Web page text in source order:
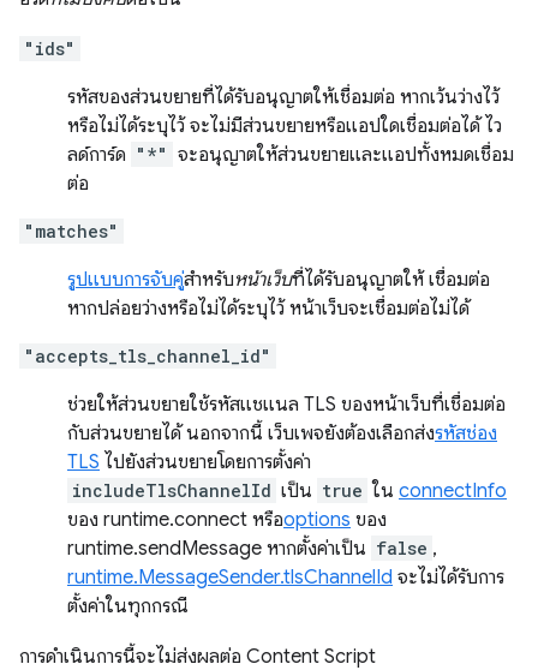
"ids"
รหัสของส่วนขยายที่ได้รับอนุญาตให้เชื่อมต่อ หากเว้นว่างไว้
หรือไม่ได้ระบุไว้ จะไม่มีส่วนขยายหรือแอปใดเชื่อมต่อได้ ไว
ลด์การ์ด "*" จะอนุญาตให้ส่วนขยายและแอปทั้งหมดเชื่อม
ต่อ
"matches"
รูปแบบการจับคู่สำหรับหน้าเว็บที่ได้รับอนุญาตให้ เชื่อมต่อ
หากปล่อยว่างหรือไม่ได้ระบุไว้ หน้าเว็บจะเชื่อมต่อไม่ได้
"accepts_tls_channel_id"
ช่วยให้ส่วนขยายใช้รหัสแชแนล TLS ของหน้าเว็บที่เชื่อมต่อ
กับส่วนขยายได้ นอกจากนี้ เว็บเพจยังต้องเลือกส่งรหัสช่อง
TLS ไปยังส่วนขยายโดยการตั้งค่า
includeTlsChannelId เป็น true ใน connectInfo
ของ runtime.connect หรือoptions ของ
runtime.sendMessage หากตั้งค่าเป็น false ,
runtime.MessageSender.tlsChannelId จะไม่ได้รับการ
ตั้งค่าในทุกกรณี
การดำเนินการนี้จะไม่ส่งผลต่อ Content Script